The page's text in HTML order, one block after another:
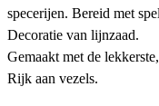
specerijen. Bereid met
Decoratie van lijnzaad.
Gemaakt met de
Rijk aan vezels.